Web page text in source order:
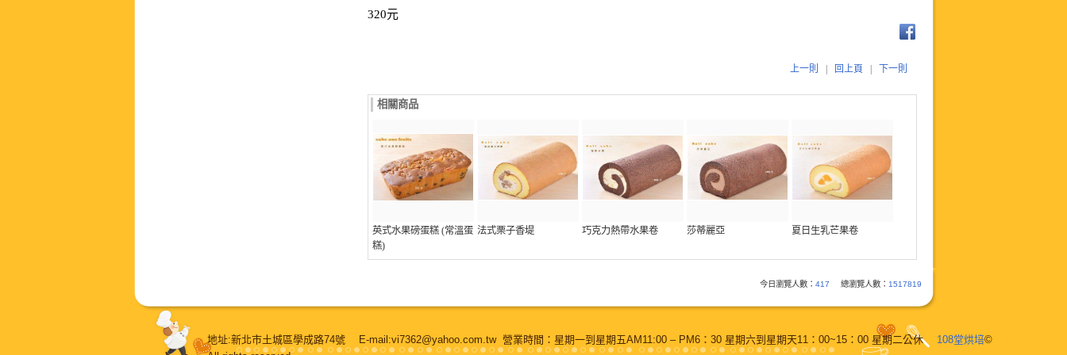
320元
上一則 回上頁 下一則
相關商品
英式水果磅蛋糕 (常溫蛋
糕)
法式栗子香堤 巧克力熱帶水果卷 莎蒂麗亞 夏日生乳芒果卷
今日瀏覽人數： 417 總瀏覽人數： 1517819
地址:新北市土城區學成路74號 E-mail:vi7362@yahoo.com.tw 營業時間：星期一到星期五AM11:00 – PM6：30 星期六到星期天11：00~15：00 星期二公休 108堂烘培©